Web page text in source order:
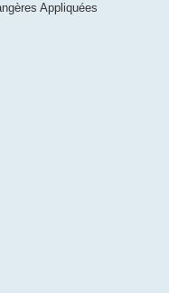
Appliquées